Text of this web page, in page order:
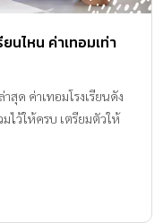
นไหน ค่าเทอมเท่า
สุด ค่าเทอมโรงเรียนดัง
มไว้ให้ครบ เตรียมตัวให้